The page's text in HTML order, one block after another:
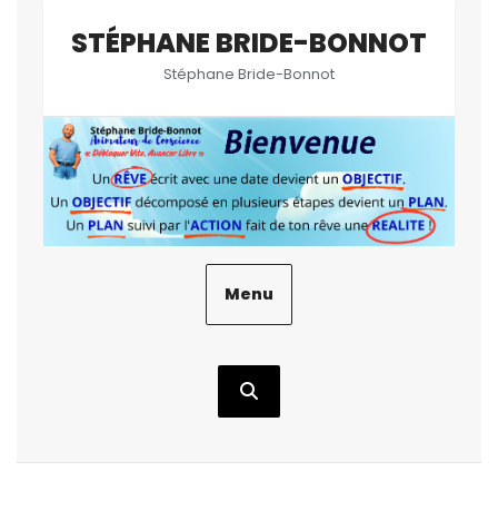
STÉPHANE BRIDE-BONNOT
Stéphane Bride-Bonnot
Menu